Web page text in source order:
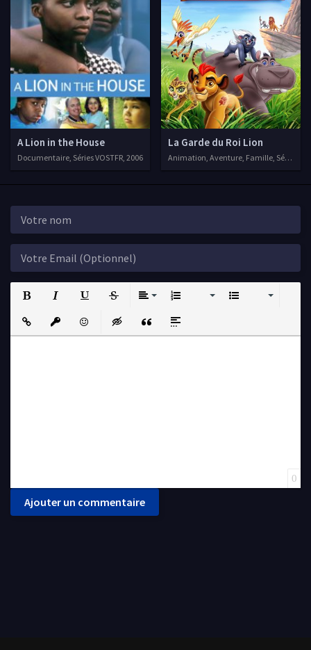
A Lion in the House
Documentaire, Séries VOSTFR, 2006
La Garde du Roi Lion
Animation, Aventure, Famille, Séries VF,
Strikethrough
Insert LinkInsert protected link
EmoticonsInsert hidden text
Insert QuoteInsert spoiler
0
Ajouter un commentaire